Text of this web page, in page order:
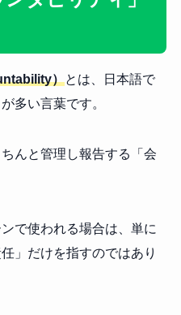
）とは、日本語で
多い言葉です。
んと管理し報告する「会
で使われる場合は、単に
」だけを指すのではあり